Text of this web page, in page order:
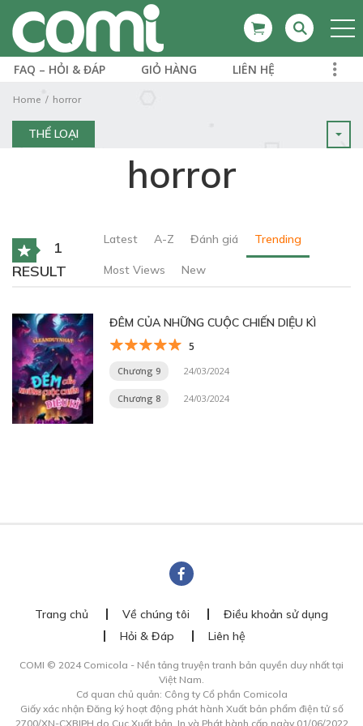
FAQ – HỎI & ĐÁP GIỎ HÀNG LIÊN HỆ
Home horror
THỂ LOẠI
horror
1
RESULT
Latest A-Z Đánh giá Trending
Most Views New
ĐÊM CỦA NHỮNG CUỘC CHIẾN DIỆU KÌ
5
Chương 9 24/03/2024
Chương 8 24/03/2024
Trang chủ Về chúng tôi
Điều khoản sử dụng
Hỏi & Đáp
Liên hệ
COMI © 2024 Comicola - Nền tảng truyện tranh bản quyền duy nhất tại
Việt Nam.
Cơ quan chủ quản: Công ty Cổ phần Comicola
Giấy xác nhận Đăng ký hoạt động phát hành Xuất bản phẩm điện tử số
2700/XN-CXBIPH do Cục Xuất bản, In và Phát hành cấp ngày 01/06/2022